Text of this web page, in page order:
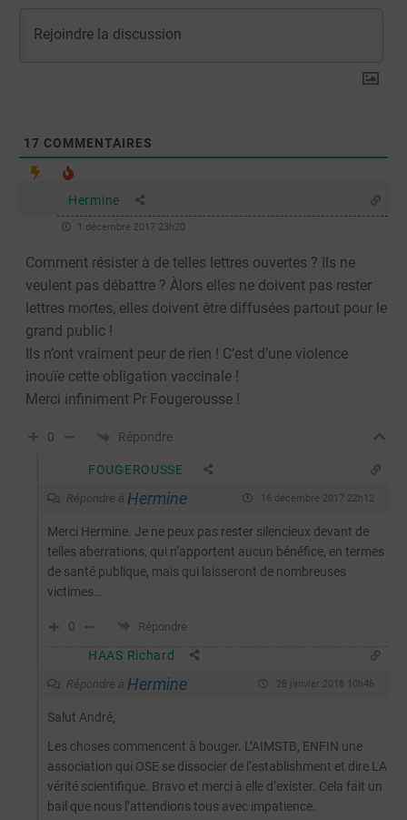
17 COMMENTAIRES
Hermine
1 décembre 2017 23h20
Comment résister à de telles lettres ouvertes ? Ils ne
veulent pas débattre ? Àlors elles ne doivent pas rester
lettres mortes, elles doivent être diffusées partout pour le
grand public !
Ils n’ont vraiment peur de rien ! C’est d’une violence
inouïe cette obligation vaccinale !
Merci infiniment Pr Fougerousse !
0 Répondre
FOUGEROUSSE
Répondre à Hermine 16 décembre 2017 22h12
Merci Hermine. Je ne peux pas rester silencieux devant de
telles aberrations, qui n’apportent aucun bénéfice, en termes
de santé publique, mais qui laisseront de nombreuses
victimes…
0 Répondre
HAAS Richard
Répondre à Hermine 28 janvier 2018 10h46
Salut André,
Les choses commencent à bouger. L’AIMSTB, ENFIN une
association qui OSE se dissocier de l’establishment et dire LA
vérité scientifique. Bravo et merci à elle d’exister. Cela fait un
bail que nous l’attendions tous avec impatience.